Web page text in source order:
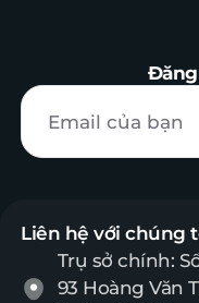
Liên hệ với chúng
Trụ sở chính:
93 Hoàng Văn